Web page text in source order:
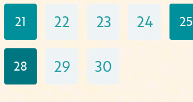
21 22 23 24 25
28 29 30